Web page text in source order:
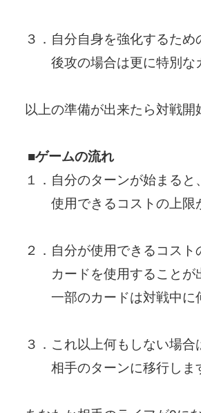
３．自分自身を強化するため
後攻の場合は更に特別な
以上の準備が出来たら対戦開
■ゲームの流れ
１．自分のターンが始まると、
使用できるコストの上限
２．自分が使用できるコスト
カードを使用することが
一部のカードは対戦中に
３．これ以上何もしない場合
相手のターンに移行しま